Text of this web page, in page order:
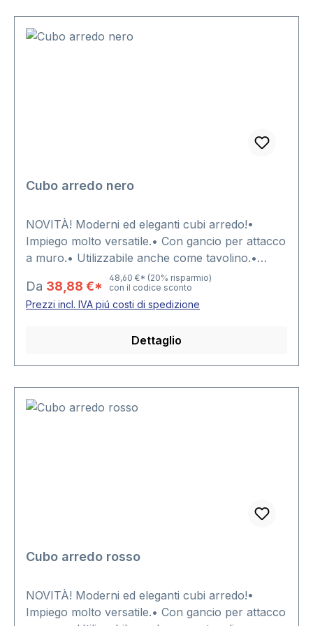
Cubo arredo nero
NOVITÀ! Moderni ed eleganti cubi arredo!•
Impiego molto versatile.• Con gancio per attacco
a muro.• Utilizzabile anche come tavolino.•
Abbinabile a cubi di altri formati e colori.• Bello
come pezzo singolo e come set.• Con spigoli
arrotondati.Disponibile in 4 formati:Dimensione 1
cmDimensione 3 = 36 x 36 x 19,5 cmDimensione
Da 38,88 €*
48,60 €* (20% risparmio)
con il codice sconto
Prezzi incl. IVA piú costi di spedizione
Dettaglio
Cubo arredo rosso
NOVITÀ! Moderni ed eleganti cubi arredo!•
Impiego molto versatile.• Con gancio per attacco